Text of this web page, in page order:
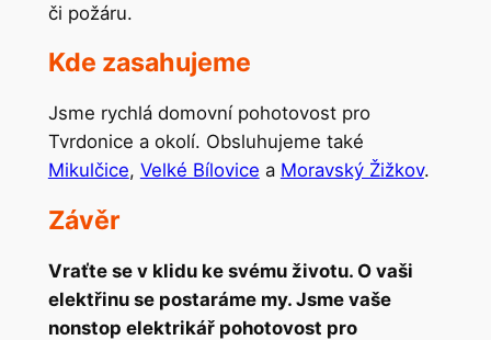
či požáru.
Kde zasahujeme
Jsme rychlá domovní pohotovost pro
Tvrdonice a okolí. Obsluhujeme také
Mikulčice, Velké Bílovice a Moravský Žižkov.
Závěr
Vraťte se v klidu ke svému životu. O vaši
elektřinu se postaráme my. Jsme vaše
nonstop elektrikář pohotovost pro